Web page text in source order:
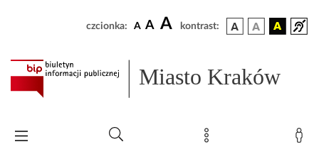
czcionka: A A A kontrast:
Miasto Kraków